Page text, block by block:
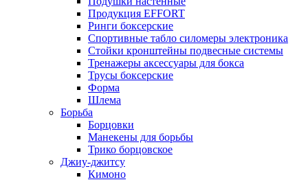
Продукция EFFORT
Ринги боксерские
Спортивные табло силомеры электроника
Стойки кронштейны подвесные системы
Тренажеры аксессуары для бокса
Трусы боксерские
Форма
Шлема
Борьба
Борцовки
Манекены для борьбы
Трико борцовское
Джиу-джитсу
Кимоно